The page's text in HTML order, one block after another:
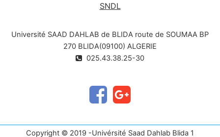
SNDL
Université SAAD DAHLAB de BLIDA route de SOUMAA BP
270 BLIDA(09100) ALGERIE
025.43.38.25-30
Copyright © 2019 -Univérsité Saad Dahlab Blida 1